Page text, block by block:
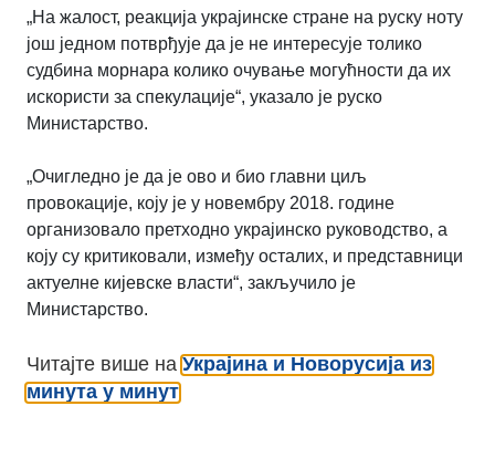
„На жалост, реакција украјинске стране на руску ноту
још једном потврђује да је не интересује толико
судбина морнара колико очување могућности да их
искористи за спекулације“, указало је руско
Министарство.
„Очигледно је да је ово и био главни циљ
провокације, коју је у новембру 2018. године
организовало претходно украјинско руководство, а
коју су критиковали, између осталих, и представници
актуелне кијевске власти“, закључило је
Министарство.
Читајте више наУкрајина и Новорусија из
минута у минут